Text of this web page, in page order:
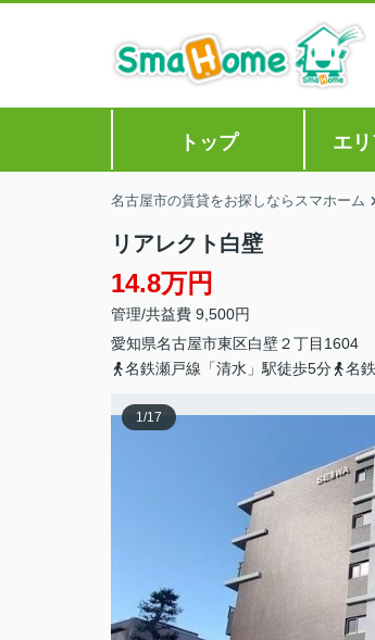
トップ エ
名古屋市の賃貸をお探しならスマホーム
リアレクト白壁
14.8万円
管理/共益費 9,500円
愛知県名古屋市東区白壁２丁目1604
名鉄瀬戸線「清水」駅徒歩5分
名
1/17